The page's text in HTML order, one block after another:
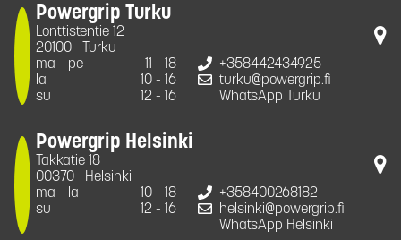
Powergrip Turku
Lonttistentie 12
20100
Turku
ma - pe
11 - 18
la
10 - 16
su
12 - 16
+358442434925
turku@powergrip.fi
WhatsApp Turku
Powergrip Helsinki
Takkatie 18
00370
Helsinki
ma - la
10 - 18
su
12 - 16
+358400268182
helsinki@powergrip.fi
WhatsApp Helsinki